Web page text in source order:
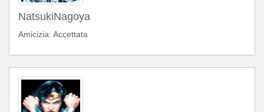
NatsukiNagoya
Amicizia: Accettata